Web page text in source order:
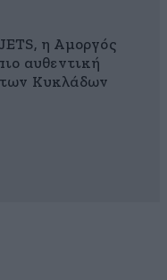
η Αμοργός
αυθεντική
Κυκλάδων